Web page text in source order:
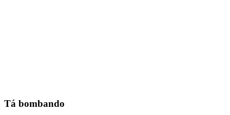
Tá bombando